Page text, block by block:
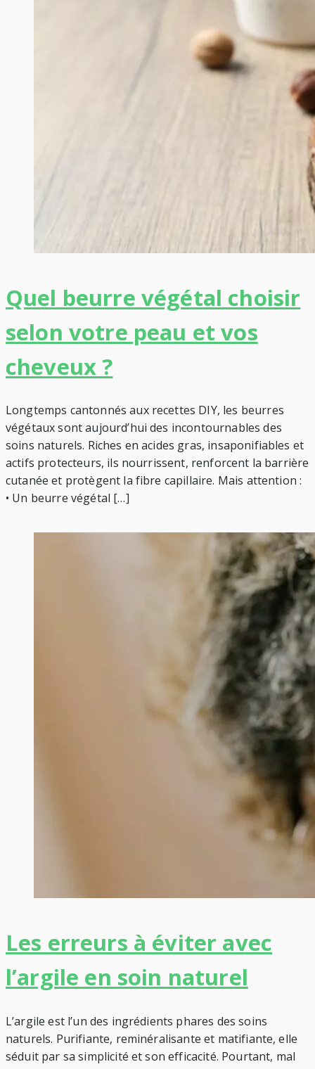
Quel beurre végétal choisir
selon votre peau et vos
cheveux ?
Longtemps cantonnés aux recettes DIY, les beurres
végétaux sont aujourd’hui des incontournables des
soins naturels. Riches en acides gras, insaponifiables et
actifs protecteurs, ils nourrissent, renforcent la barrière
cutanée et protègent la fibre capillaire. Mais attention :
• Un beurre végétal […]
Les erreurs à éviter avec
l’argile en soin naturel
L’argile est l’un des ingrédients phares des soins
naturels. Purifiante, reminéralisante et matifiante, elle
séduit par sa simplicité et son efficacité. Pourtant, mal